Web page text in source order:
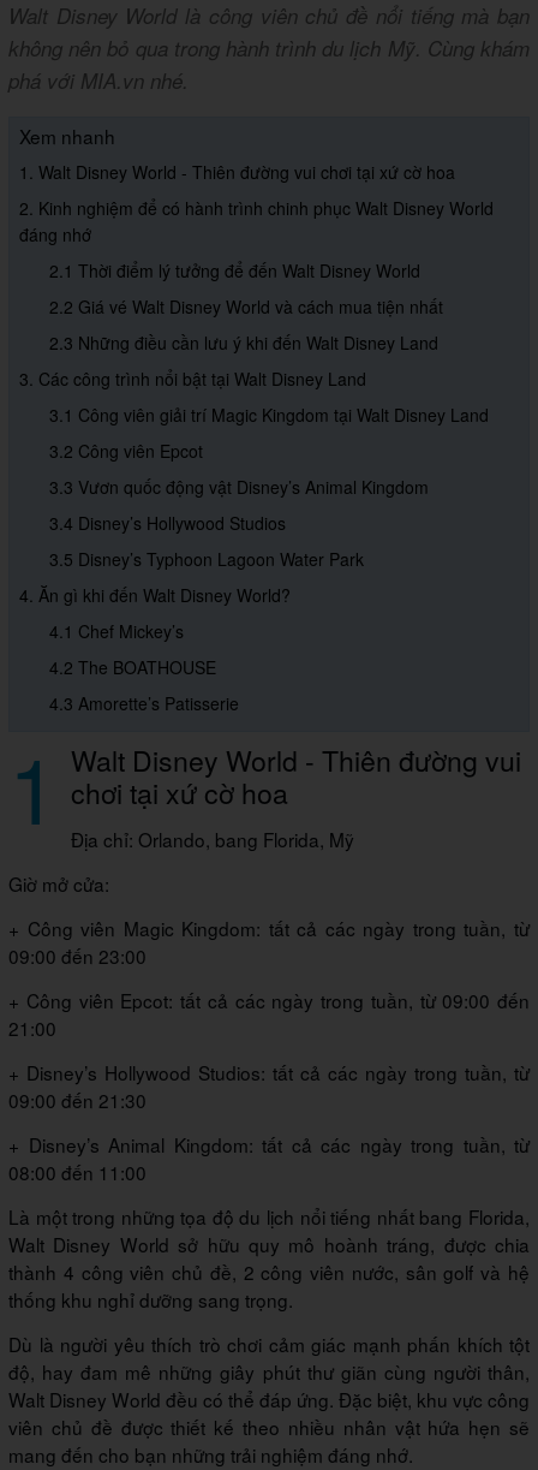
Walt Disney World là công viên chủ đề nổi tiếng mà bạn
không nên bỏ qua trong hành trình du lịch Mỹ. Cùng khám
phá với MIA.vn nhé.
Xem nhanh
1. Walt Disney World - Thiên đường vui chơi tại xứ cờ hoa
2. Kinh nghiệm để có hành trình chinh phục Walt Disney World
đáng nhớ
2.1 Thời điểm lý tưởng để đến Walt Disney World
2.2 Giá vé Walt Disney World và cách mua tiện nhất
2.3 Những điều cần lưu ý khi đến Walt Disney Land
3. Các công trình nổi bật tại Walt Disney Land
3.1 Công viên giải trí Magic Kingdom tại Walt Disney Land
3.2 Công viên Epcot
3.3 Vươn quốc động vật Disney’s Animal Kingdom
3.4 Disney’s Hollywood Studios
3.5 Disney’s Typhoon Lagoon Water Park
4. Ăn gì khi đến Walt Disney World?
4.1 Chef Mickey’s
4.2 The BOATHOUSE
4.3 Amorette’s Patisserie
1 Walt Disney World - Thiên đường vui
chơi tại xứ cờ hoa
Địa chỉ: Orlando, bang Florida, Mỹ
Giờ mở cửa:
+ Công viên Magic Kingdom: tất cả các ngày trong tuần, từ
09:00 đến 23:00
+ Công viên Epcot: tất cả các ngày trong tuần, từ 09:00 đến
21:00
+ Disney’s Hollywood Studios: tất cả các ngày trong tuần, từ
09:00 đến 21:30
+ Disney’s Animal Kingdom: tất cả các ngày trong tuần, từ
08:00 đến 11:00
Là một trong những tọa độ du lịch nổi tiếng nhất bang Florida,
Walt Disney World sở hữu quy mô hoành tráng, được chia
thành 4 công viên chủ đề, 2 công viên nước, sân golf và hệ
thống khu nghỉ dưỡng sang trọng.
Dù là người yêu thích trò chơi cảm giác mạnh phấn khích tột
độ, hay đam mê những giây phút thư giãn cùng người thân,
Walt Disney World đều có thể đáp ứng. Đặc biệt, khu vực công
viên chủ đề được thiết kế theo nhiều nhân vật hứa hẹn sẽ
mang đến cho bạn những trải nghiệm đáng nhớ.